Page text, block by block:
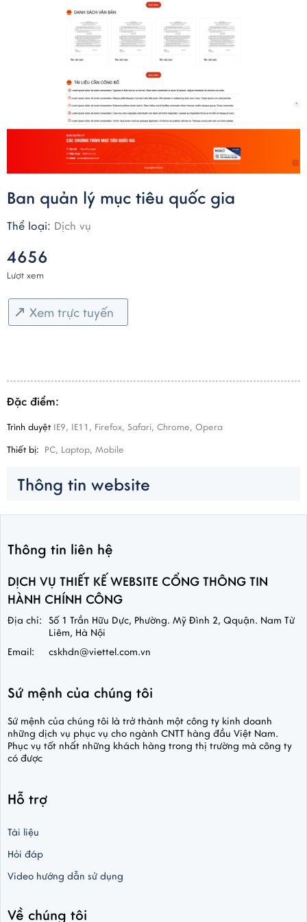
Ban quản lý mục tiêu quốc gia
Thể loại: Dịch vụ
4656
Lượt xem
Xem trực tuyến
Đặc điểm:
Trình duyệt IE9, IE11, Firefox, Safari, Chrome, Opera
Thiết bị: PC, Laptop, Mobile
Thông tin website
Thông tin liên hệ
DỊCH VỤ THIẾT KẾ WEBSITE CỔNG THÔNG TIN
HÀNH CHÍNH CÔNG
Địa chỉ:
Số 1 Trần Hữu Dực, Phường. Mỹ Đình 2, Qquận. Nam Từ
Liêm, Hà Nội
Email:
cskhdn@viettel.com.vn
Sứ mệnh của chúng tôi
Sứ mệnh của chúng tôi là trở thành một công ty kinh doanh
những dịch vụ phục vụ cho ngành CNTT hàng đầu Việt Nam.
Phục vụ tốt nhất những khách hàng trong thị trường mà công ty
có được
Hỗ trợ
Tài liệu
Hỏi đáp
Video hướng dẫn sử dụng
Về chúng tôi